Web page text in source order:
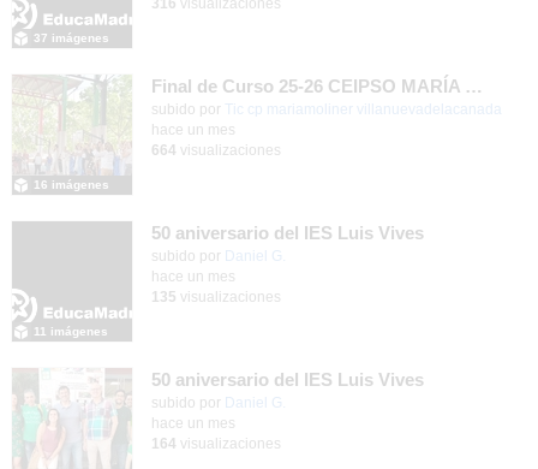
37 imágenes
316 visualizaciones
Final de Curso 25-26 CEIPSO MARÍA MOLINER
subido por Tic cp mariamoliner villanuevadelacanada
16 imágenes
hace un mes
664 visualizaciones
50 aniversario del IES Luis Vives
subido por Daniel G.
11 imágenes
hace un mes
135 visualizaciones
50 aniversario del IES Luis Vives
subido por Daniel G.
hace un mes
164 visualizaciones